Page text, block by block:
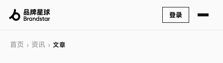
登录
首页 › 资讯 › 文章